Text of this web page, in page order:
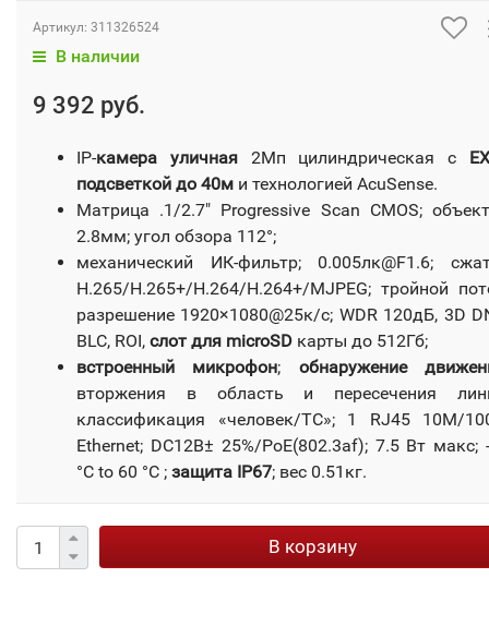
Артикул: 311326524
В наличии
9 392 руб.
IP-камера уличная2Мп цилиндрическая с
подсветкой до 40м и технологией AcuSense.
Матрица .1/2.7" Progressive Scan CMOS;
2.8мм; угол обзора 112°;
механический ИК-фильтр; 0.005лк@F1.6;
H.265/H.265+/H.264/H.264+/MJPEG; тройной
разрешение 1920×1080@25к/с; WDR 120дБ, 3D
BLC, ROI, слот для microSD карты до 512Гб;
встроенный микрофон; обнаружение
вторжения в область и пересечения
классификация «человек/ТС»; 1 RJ45 10M/
Ethernet; DC12В± 25%/PoE(802.3af); 7.5 Вт макс;
°C to 60 °C ; защита IP67; вес 0.51кг.
В корзину